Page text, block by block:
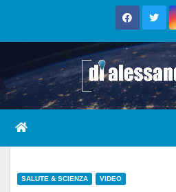
SALUTE & SCIENZA VIDEO